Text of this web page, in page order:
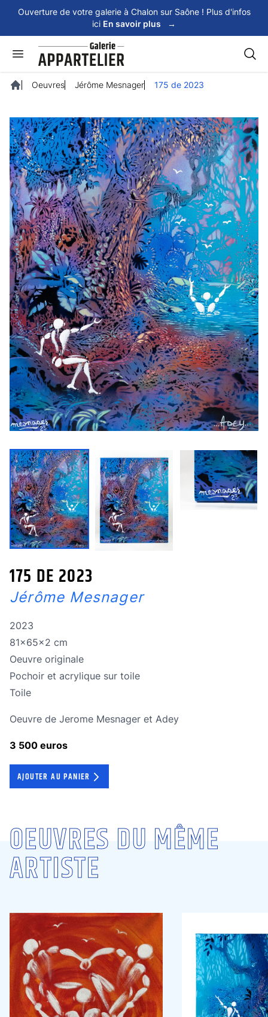
Ouverture de votre galerie à Chalon sur Saône ! Plus d'infos
ici En savoir plus →
Oeuvres Jérôme Mesnager 175 de 2023
175 DE 2023
Jérôme Mesnager
Année de réalisation
2023
Dimensions
81x65x2 cm
Oeuvre originale
Oeuvre originale
Technique
Pochoir et acrylique sur toile
Technique
Toile
Oeuvre de Jerome Mesnager et Adey
3 500 euros
AJOUTER AU PANIER
OEUVRES DU MÊME
ARTISTE
Panneau de gestion des cookies